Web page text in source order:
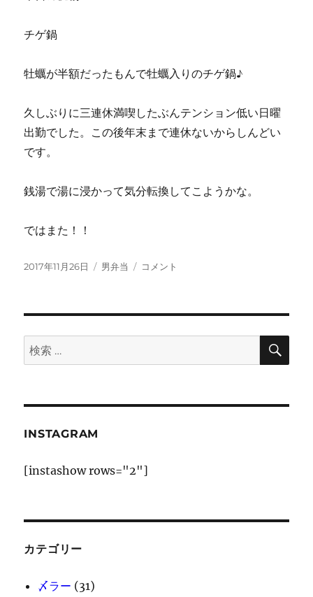
チゲ鍋
牡蠣が半額だったもんで牡蠣入りのチゲ鍋♪
久しぶりに三連休満喫したぶんテンション低い日曜
出勤でした。この後年末まで連休ないからしんどい
です。
銭湯で湯に浸かって気分転換してこようかな。
ではまた！！
投
2017年11月26日
カ
男弁当
豚
サ
炒
当
コメント
検
索:
検
INSTAGRAM
[instashow rows="2"]
カテゴリー
〆ラー (31)